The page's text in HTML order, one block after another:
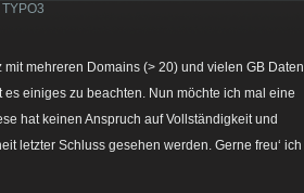
TYPO3
mehreren Domains (> 20) und vielen GB Daten
einiges zu beachten. Nun möchte ich mal eine
hat keinen Anspruch auf Vollständigkeit und
letzter Schluss gesehen werden. Gerne freu‘ ich